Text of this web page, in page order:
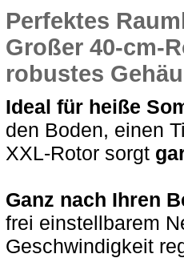
Perfektes
Großer 40-cm-
robustes
Ideal für heiße
den Boden, einen
XXL-Rotor sorgt
Ganz nach Ihren
frei einstellbarem
Geschwindigkeit